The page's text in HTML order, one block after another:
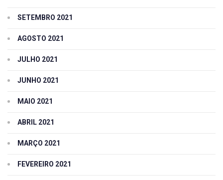
SETEMBRO 2021
AGOSTO 2021
JULHO 2021
JUNHO 2021
MAIO 2021
ABRIL 2021
MARÇO 2021
FEVEREIRO 2021